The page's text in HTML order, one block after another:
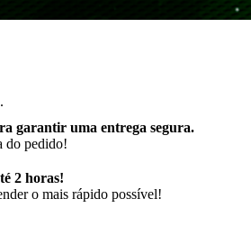
garantir uma entrega segura.
do pedido!
2 horas!
o mais rápido possível!